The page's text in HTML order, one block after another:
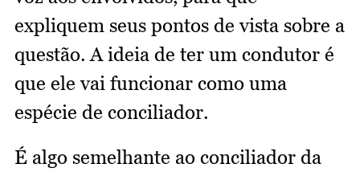
expliquem seus pontos de vista sobre a
questão. A ideia de ter um condutor é
que ele vai funcionar como uma
espécie de conciliador.
É algo semelhante ao conciliador da